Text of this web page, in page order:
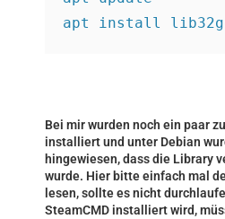
apt install
Bei mir wurden noch ein paar
installiert und unter Debian
hingewiesen, dass die Library
wurde. Hier bitte einfach mal
lesen, sollte es nicht
SteamCMD installiert wird,